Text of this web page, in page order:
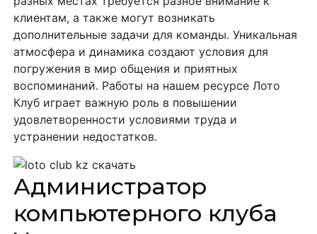
клиентам, а также могут возникать
дополнительные задачи для команды. Уникальная
атмосфера и динамика создают условия для
погружения в мир общения и приятных
воспоминаний. Работы на нашем ресурсе Лото
Клуб играет важную роль в повышении
удовлетворенности условиями труда и
устранении недостатков.
Администратор
компьютерного клуба